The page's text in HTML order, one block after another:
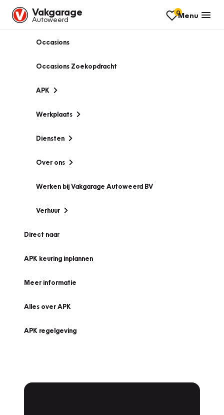
Vakgarage
Autoweerd
0Menu
Occasions
Occasions Zoekopdracht
APK
Werkplaats
Diensten
Over ons
Werken bij Vakgarage Autoweerd BV
Verhuur
Direct naar
APK keuring inplannen
Meer informatie
Alles over APK
APK regelgeving